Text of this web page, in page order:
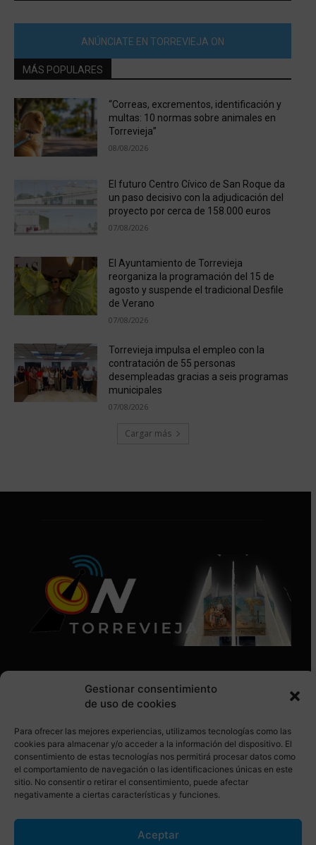
Gestionar consentimiento
de uso de cookies
Para ofrecer las mejores experiencias, utilizamos tecnologías como las
cookies para almacenar y/o acceder a la información del dispositivo. El
consentimiento de estas tecnologías nos permitirá procesar datos como
el comportamiento de navegación o las identificaciones únicas en este
sitio. No consentir o retirar el consentimiento, puede afectar
negativamente a ciertas características y funciones.
Aceptar
ANÚNCIATE EN TORREVIEJA ON
MÁS POPULARES
“Correas, excrementos, identificación y
multas: 10 normas sobre animales en
Torrevieja”
08/08/2026
El futuro Centro Cívico de San Roque da
un paso decisivo con la adjudicación del
proyecto por cerca de 158.000 euros
07/08/2026
El Ayuntamiento de Torrevieja
reorganiza la programación del 15 de
agosto y suspende el tradicional Desfile
de Verano
07/08/2026
Torrevieja impulsa el empleo con la
contratación de 55 personas
desempleadas gracias a seis programas
municipales
07/08/2026
Cargar más
SÍGUENOS EN REDES SOCIALES